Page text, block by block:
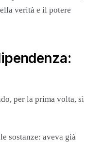
verità e il potere
per la prima volta, si
sostanze: aveva già